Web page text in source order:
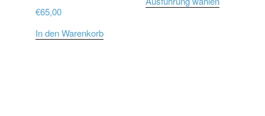
€65,00
In den Warenkorb
bis